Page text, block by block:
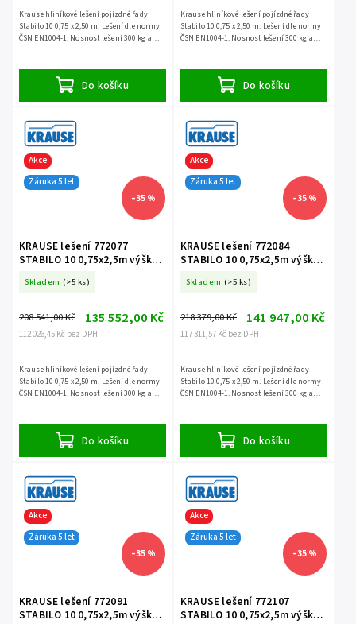
Do košíku
Krause hliníkové lešení pojízdné řady
Stabilo 10 0,75 x 2,50 m. Lešení dle normy
ČSN EN1004-1. Nosnost lešení 300 kg a
Do košíku
Krause hliníkové lešení pojízdné řady
Stabilo 10 0,75 x 2,50 m. Lešení dle normy
ČSN EN1004-1. Nosnost lešení 300 kg a
Akce
Záruka 5 let
–35 %
KRAUSE lešení 772077
STABILO 10 0,75x2,5m výška
Skladem (>5 ks)
112 026,45 Kč bez DPH
208 541,00 Kč 135 552,00 Kč
Do košíku
Krause hliníkové lešení pojízdné řady
Stabilo 10 0,75 x 2,50 m. Lešení dle normy
ČSN EN1004-1. Nosnost lešení 300 kg a
Akce
Záruka 5 let
–35 %
KRAUSE lešení 772084
STABILO 10 0,75x2,5m výška
Skladem (>5 ks)
117 311,57 Kč bez DPH
218 379,00 Kč 141 947,00 Kč
Do košíku
Krause hliníkové lešení pojízdné řady
Stabilo 10 0,75 x 2,50 m. Lešení dle normy
ČSN EN1004-1. Nosnost lešení 300 kg a
Akce
Záruka 5 let
–35 %
KRAUSE lešení 772091
STABILO 10 0,75x2,5m výška
Akce
Záruka 5 let
–35 %
KRAUSE lešení 772107
STABILO 10 0,75x2,5m výška